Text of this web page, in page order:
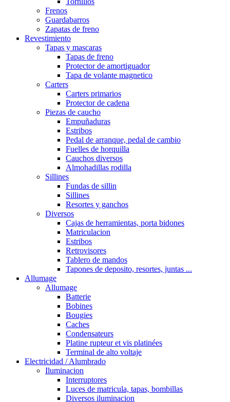
Frenos
Guardabarros
Zapatas de freno
Revestimiento
Tapas y mascaras
Tapas de freno
Protector de amortiguador
Tapa de volante magnetico
Carters
Carters primarios
Protector de cadena
Piezas de caucho
Empuñaduras
Estribos
Pedal de arranque, pedal de cambio
Fuelles de horquilla
Cauchos diversos
Almohadillas rodilla
Sillines
Fundas de sillin
Sillines
Resortes y ganchos
Diversos
Cajas de herramientas, porta bidones
Matriculacion
Estribos
Retrovisores
Tablero de mandos
Tapones de deposito, resortes, juntas ...
Allumage
Allumage
Batterie
Bobines
Bougies
Caches
Condensateurs
Platine rupteur et vis platinées
Terminal de alto voltaje
Electricidad / Alumbrado
Iluminacion
Interruptores
Luces de matricula, tapas, bombillas
Diversos iluminacion